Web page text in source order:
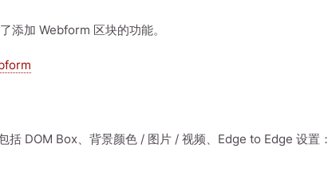
添加 Webform 区块的功能。
括 DOM Box、背景颜色 / 图片 / 视频、Edge to Edge 设置：